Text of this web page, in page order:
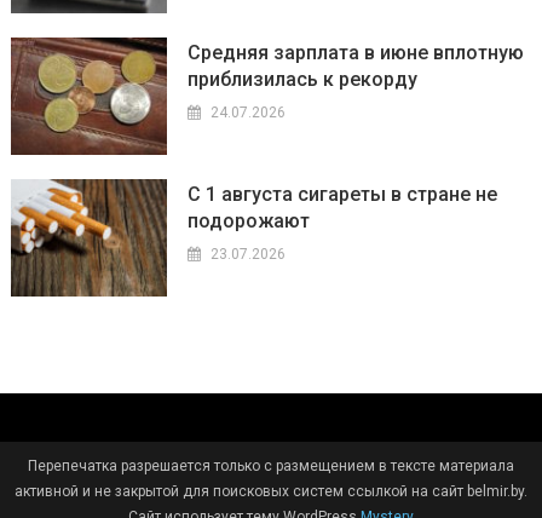
Средняя зарплата в июне вплотную
приблизилась к рекорду
24.07.2026
С 1 августа сигареты в стране не
подорожают
23.07.2026
Перепечатка разрешается только с размещением в тексте материала
активной и не закрытой для поисковых систем ссылкой на сайт belmir.by.